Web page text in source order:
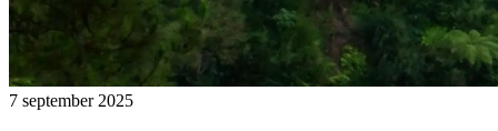
7 september 2025